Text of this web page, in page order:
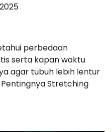
perbedaan
serta kapan waktu
agar tubuh lebih lentur
Stretching